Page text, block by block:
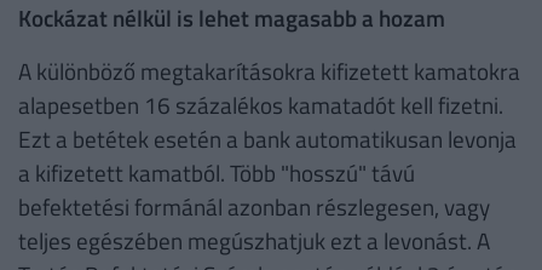
Kockázat nélkül is lehet magasabb a hozam
A különböző megtakarításokra kifizetett kamatokra
alapesetben 16 százalékos kamatadót kell fizetni.
Ezt a betétek esetén a bank automatikusan levonja
a kifizetett kamatból. Több "hosszú" távú
befektetési formánál azonban részlegesen, vagy
teljes egészében megúszhatjuk ezt a levonást. A